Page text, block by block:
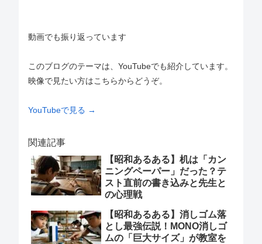
動画でも振り返っています
このブログのテーマは、YouTubeでも紹介しています。
映像で見たい方はこちらからどうぞ。
YouTubeで見る →
関連記事
【昭和あるある】机は「カン
ニングペーパー」だった？テ
スト直前の書き込みと先生と
の心理戦
【昭和あるある】消しゴム落
とし最強伝説！MONO消しゴ
ムの「巨大サイズ」が教室を